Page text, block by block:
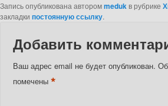
Запись опубликована авторомmeduk в рубрике
закладки постоянную ссылку.
Добавить
Ваш адрес email не будет опубликован.
помечены*